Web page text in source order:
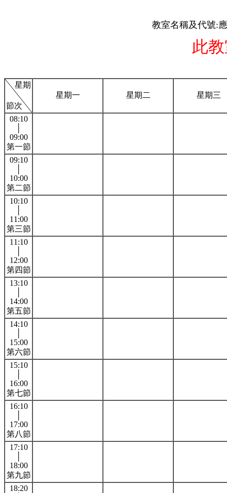
教室名稱及代號:
此
星期
節次
星期一 星期二 星期三
08:10
09:00
第一節
09:10
10:00
第二節
10:10
11:00
第三節
11:10
12:00
第四節
13:10
14:00
第五節
14:10
15:00
第六節
15:10
16:00
第七節
16:10
17:00
第八節
17:10
18:00
第九節
18:20